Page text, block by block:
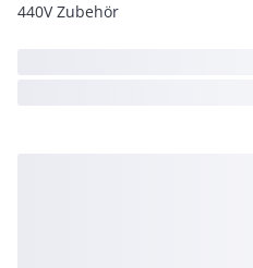
440V Zubehör